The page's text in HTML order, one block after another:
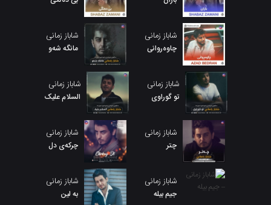
شاباز زمانی
چاوەروانی
شاباز زمانی
مانگە شەو
شاباز زمانی
تو گوراوی
شاباز زمانی
السلام علیک
شاباز زمانی
چتر
شاباز زمانی
چرکەی دل
شاباز زمانی
جیم بیلە
شاباز زمانی
به لین